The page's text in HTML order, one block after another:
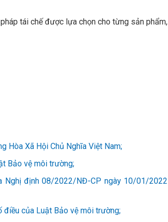
tái chế được lựa chọn cho từng sản phẩm,
Hòa Xã Hội Chủ Nghĩa Việt Nam;
Bảo vệ môi trường;
định 08/2022/NĐ-CP ngày 10/01/2022
của Luật Bảo vệ môi trường;